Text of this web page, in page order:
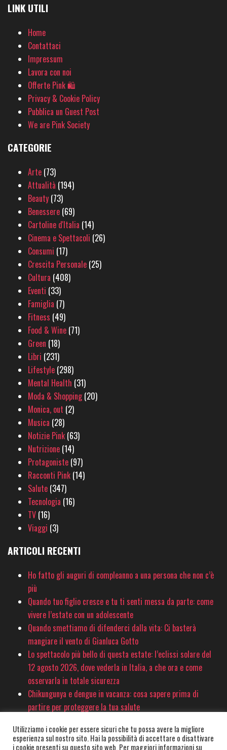
LINK UTILI
Home
Contattaci
Impressum
Lavora con noi
Offerte Pink 🛍
Privacy & Cookie Policy
Pubblica un Guest Post
We are Pink Society
CATEGORIE
Arte (73)
Attualità (194)
Beauty (73)
Benessere (69)
Cartoline d'Italia (14)
Cinema e Spettacoli (26)
Consumi (17)
Crescita Personale (25)
Cultura (408)
Eventi (33)
Famiglia (7)
Fitness (49)
Food & Wine (71)
Green (18)
Libri (231)
Lifestyle (298)
Mental Health (31)
Moda & Shopping(20)
Monica, out (2)
Musica (28)
Notizie Pink (63)
Nutrizione (14)
Protagoniste (97)
Racconti Pink (14)
Salute (347)
Tecnologia (16)
TV (16)
Viaggi (3)
ARTICOLI RECENTI
Ho fatto gli auguri di compleanno a una persona che non c’è
più
Quando tuo figlio cresce e tu ti senti messa da parte: come
vivere l’estate con un adolescente
Quando smettiamo di difenderci dalla vita: Ci basterà
mangiare il vento di Gianluca Gotto
Lo spettacolo più bello di questa estate: l’eclissi solare del
12 agosto 2026, dove vederla in Italia, a che ora e come
osservarla in totale sicurezza
Chikungunya e dengue in vacanza: cosa sapere prima di
partire per proteggere la tua salute
© PinkSociety.it 2020-2026 - È vietata la copia e la riproduzione dei contenuti
Utilizziamo i cookie per essere sicuri che tu possa avere la migliore
esperienza sul nostro sito. Hai la possibilità di accettare o disattivare
i cookie presenti su questo sito web. Per maggiori informazioni su